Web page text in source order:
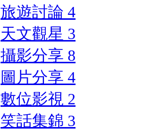
旅遊討論 4
天文觀星 3
攝影分享 8
圖片分享 4
數位影視 2
笑話集錦 3